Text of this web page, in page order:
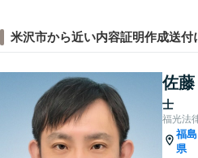
米沢市から近い内容証明作成送付
佐藤
士
福光法
福島
県